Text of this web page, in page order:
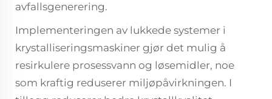
avfallsgenerering.
Implementeringen av lukkede systemer i
krystalliseringsmaskiner gjør det mulig å
resirkulere prosessvann og løsemidler, noe
som kraftig reduserer miljøpåvirkningen. I